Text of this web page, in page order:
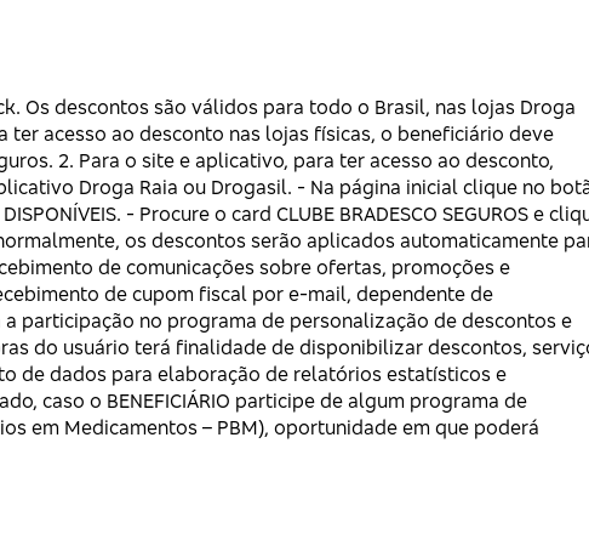
Os descontos são válidos para todo o Brasil, nas lojas Droga
ter acesso ao desconto nas lojas físicas, o beneficiário deve
2. Para o site e aplicativo, para ter acesso ao desconto,
Droga Raia ou Drogasil. - Na página inicial clique no
- Procure o card CLUBE BRADESCO SEGUROS e
os descontos serão aplicados automaticamente
de comunicações sobre ofertas, promoções e
de cupom fiscal por e-mail, dependente de
a participação no programa de personalização de descontos e
do usuário terá finalidade de disponibilizar descontos,
de dados para elaboração de relatórios estatísticos e
caso o BENEFICIÁRIO participe de algum programa de
em Medicamentos – PBM), oportunidade em que poderá